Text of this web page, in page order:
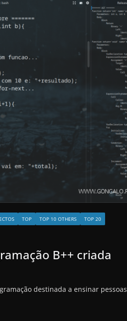
TOP TOP 10 OTHERS TOP 20
B++ criada
destinada a ensinar pessoas